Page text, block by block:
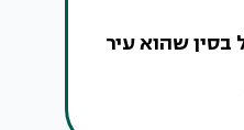
בסין שהוא עיר